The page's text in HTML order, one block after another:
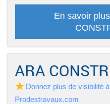
En savoir
ARA
Donnez plus de visibilité
Prodestravaux.com